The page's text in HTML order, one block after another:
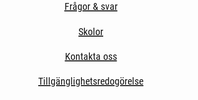
Frågor & svar
Skolor
Kontakta oss
Tillgänglighetsredogörelse